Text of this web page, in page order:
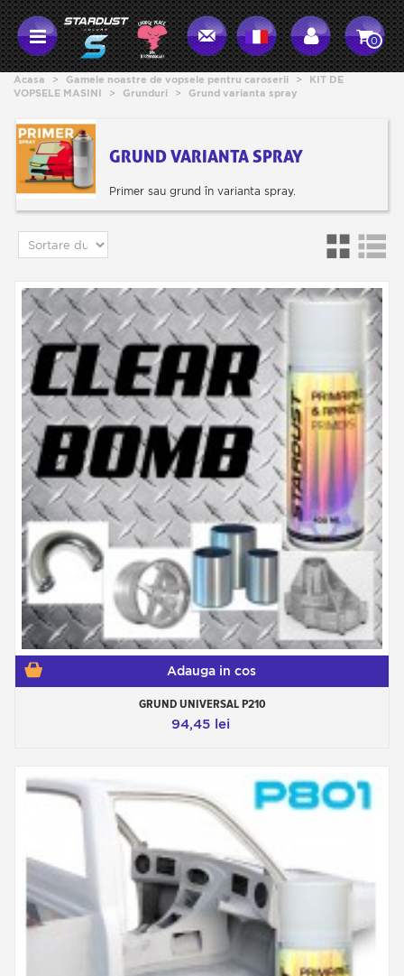
0
Acasa > Gamele noastre de vopsele pentru caroserii >
KIT DE
VOPSELE MASINI
> Grunduri > Grund varianta spray
GRUND VARIANTA SPRAY
Primer sau grund în varianta spray.
Adauga in cos
GRUND UNIVERSAL P210
94,45 lei